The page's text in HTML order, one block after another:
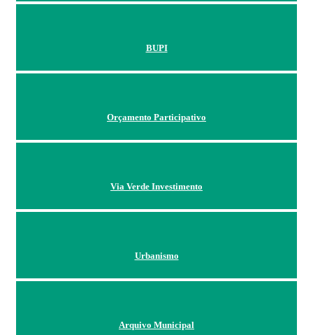
BUPI
Orçamento Participativo
Via Verde Investimento
Urbanismo
Arquivo Municipal